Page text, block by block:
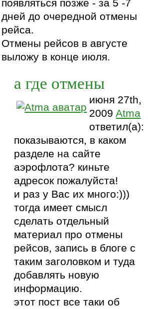
появляться позже - за 5 -7
дней до очередной отмены
рейса.
Отмены рейсов в августе
выложу в конце июля.
а где отмены
июня 27th,
2009Atma
ответил(а):
показываются, в каком
разделе на сайте
аэрофлота? киньте
адресок пожалуйста!
и раз у Вас их много:)))
тогда имеет смысл
сделать отдельный
материал про отмены
рейсов, запись в блоге с
таким заголовком и туда
добавлять новую
информацию.
этот пост все таки об